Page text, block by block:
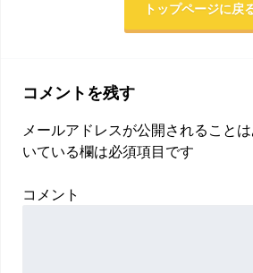
トップページに戻
コメントを残す
メールアドレスが公開されることは
いている欄は必須項目です
コメント